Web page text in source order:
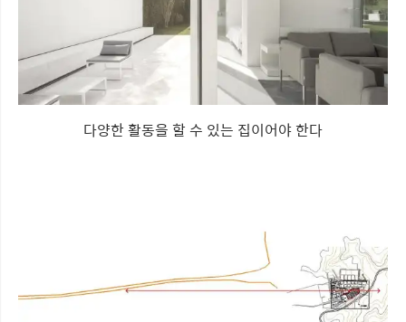
다양한 활동을 할 수 있는 집이어야 한다